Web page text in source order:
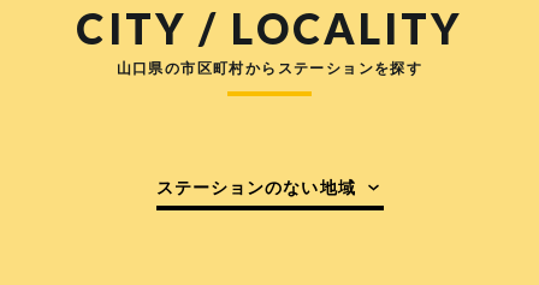
CITY / LOCALITY
山口県の市区町村からステーションを探す
ステーションのない地域